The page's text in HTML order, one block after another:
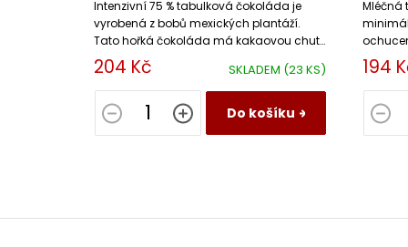
SKLADEM (23 KS)
204 Kč
Do košíku
Intenzivní 75 % tabulková čokoláda je
vyrobená z bobů mexických plantáží.
Tato hořká čokoláda má kakaovou chutí
s dochutí čerstvého a sušeného
exotického ovoce.
194
Mléčná
slaném
Z